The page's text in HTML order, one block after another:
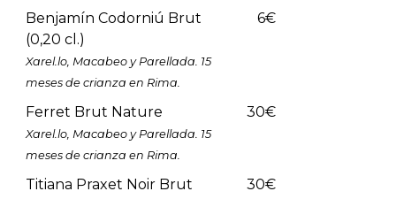
Benjamín Codorniú Brut
(0,20 cl.)
Xarel.lo, Macabeo y Parellada. 15
meses de crianza en Rima.
6€
Ferret Brut Nature
Xarel.lo, Macabeo y Parellada. 15
meses de crianza en Rima.
30€
Titiana Praxet Noir Brut
30€